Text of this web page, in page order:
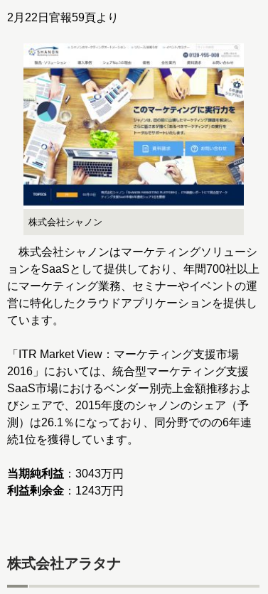
2月22日官報59頁より
株式会社シャノン
株式会社シャノンはマーケティングソリューシ
ョンをSaaSとして提供しており、年間700社以上
にマーケティング業務、セミナーやイベントの運
営に特化したクラウドアプリケーションを提供し
ています。
「ITR Market View：マーケティング支援市場
2016」においては、統合型マーケティング支援
SaaS市場におけるベンダー別売上金額推移およ
びシェアで、2015年度のシャノンのシェア（予
測）は26.1％になっており、同分野でのの6年連
続1位を獲得しています。
当期純利益
利益剰余金 ：1243万円
株式会社アラタナ